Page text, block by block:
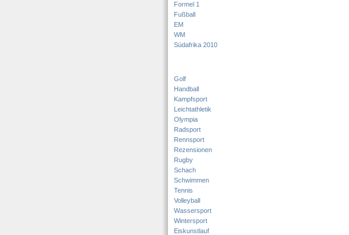
Formel 1
Fußball
EM
WM
Südafrika 2010
Golf
Handball
Kampfsport
Leichtathletik
Olympia
Radsport
Rennsport
Rezensionen
Rugby
Schach
Schwimmen
Tennis
Volleyball
Wassersport
Wintersport
Eiskunstlauf